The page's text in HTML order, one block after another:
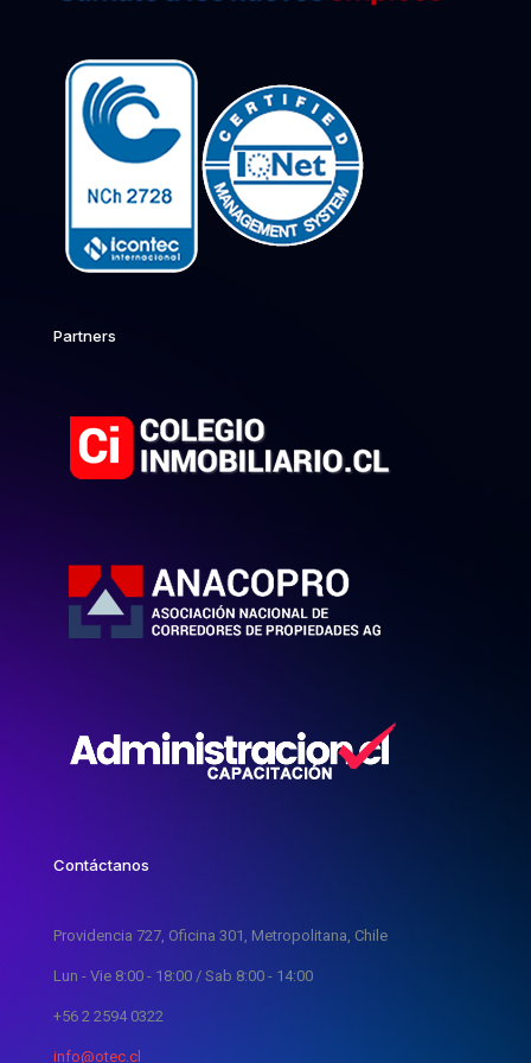
Partners
Contáctanos
Providencia 727, Oficina 301, Metropolitana, Chile
Lun - Vie 8:00 - 18:00 / Sab 8:00 - 14:00
+56 2 2594 0322
info@otec.cl